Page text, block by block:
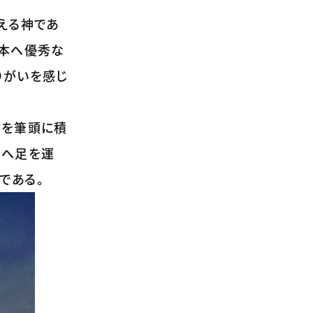
る神であ
へ優秀な
いを感じ
筆頭に積
足を運
ある。